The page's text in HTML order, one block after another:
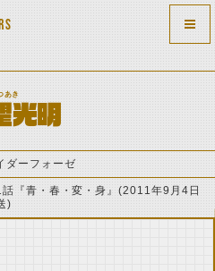
あき
光明
ダーフォーゼ
話『青・春・変・身』(2011年9月4日
)